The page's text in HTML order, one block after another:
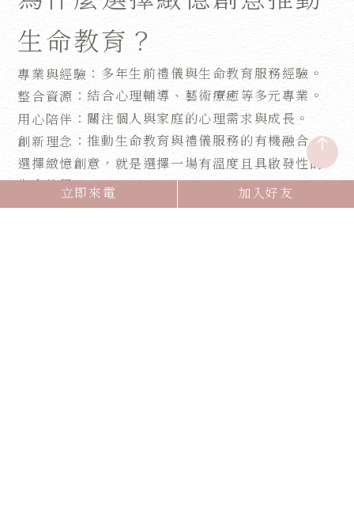
生命教育？
專業與經驗 ：多年生前禮儀與生命教育服務經驗。
整合資源 ：結合心理輔導、藝術療癒等多元專業。
用心陪伴 ：關注個人與家庭的心理需求與成長。
創新理念 ：推動生命教育與禮儀服務的有機融合。
選擇緻憶創意，就是選擇一場有溫度且具啟發性的
生命旅程。
從生前告別式啟動生命教
立即來電 加入好友